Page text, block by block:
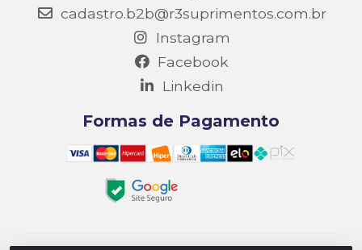
cadastro.b2b@r3suprimentos.com.br
Instagram
Facebook
Linkedin
Formas de Pagamento